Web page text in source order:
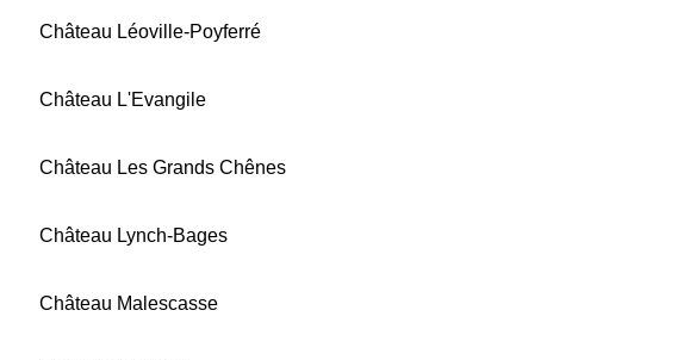
Château Léoville-Poyferré
Château L'Evangile
Château Les Grands Chênes
Château Lynch-Bages
Château Malescasse